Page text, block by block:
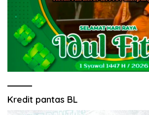
Kredit pantas BL